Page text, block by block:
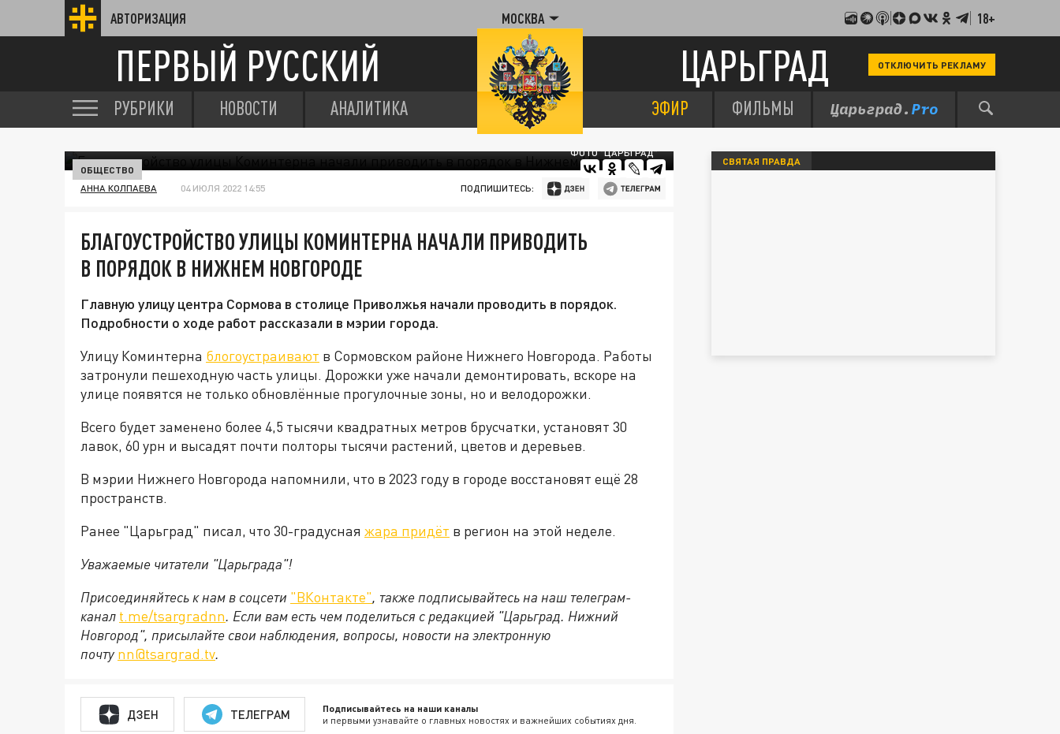
АВТОРИЗАЦИЯ МОСКВА 18+
ПЕРВЫЙ РУССКИЙ ЦАРЬГРАД ОТКЛЮЧИТЬ РЕКЛАМУ
РУБРИКИ НОВОСТИ АНАЛИТИКА ЭФИР ФИЛЬМЫ
ФОТО "ЦАРЬГРАД"
ОБЩЕСТВО
АННА КОЛПАЕВА 04 ИЮЛЯ 2022 14:55 ПОДПИШИТЕСЬ:
БЛАГОУСТРОЙСТВО УЛИЦЫ КОМИНТЕРНА НАЧАЛИ ПРИВОДИТЬ
В ПОРЯДОК В НИЖНЕМ НОВГОРОДЕ
Главную улицу центра Сормова в столице Приволжья начали проводить в порядок.
Подробности о ходе работ рассказали в мэрии города.
Улицу Коминтерна блогоустраивают в Сормовском районе Нижнего Новгорода. Работы
затронули пешеходную часть улицы. Дорожки уже начали демонтировать, вскоре на
улице появятся не только обновлённые прогулочные зоны, но и велодорожки.
Всего будет заменено более 4,5 тысячи квадратных метров брусчатки, установят 30
лавок, 60 урн и высадят почти полторы тысячи растений, цветов и деревьев.
В мэрии Нижнего Новгорода напомнили, что в 2023 году в городе восстановят ещё 28
пространств.
Ранее "Царьград" писал, что 30-градусная жара придёт в регион на этой неделе.
Уважаемые читатели "Царьграда"!
Присоединяйтесь к нам в соцсети "ВКонтакте", также подписывайтесь на наш телеграм-
канал t.me/tsargradnn. Если вам есть чем поделиться с редакцией "Царьград. Нижний
Новгород", присылайте свои наблюдения, вопросы, новости на электронную
почту nn@tsargrad.tv.
ДЗЕН ТЕЛЕГРАМ Подписывайтесь на наши каналы
и первыми узнавайте о главных новостях и важнейших событиях дня.
СВЯТАЯ ПРАВДА